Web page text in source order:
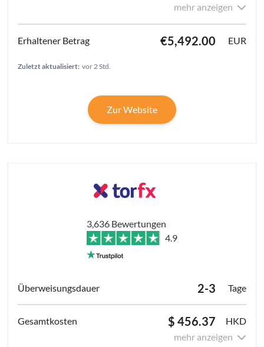
mehr anzeigen
€5,492.00 EUR
Zuletzt aktualisiert: vor 2 Std.
Zur Website
3,636 Bewertungen
4.9
2-3 Tage
$ 456.37
HKD
mehr anzeigen